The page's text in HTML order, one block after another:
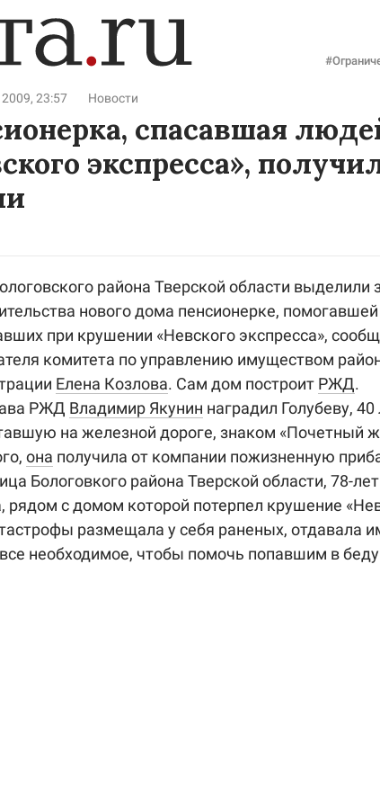
23:57 Новости
спасавшая
экспресса»,
района Тверской области выделили
нового дома пенсионерке, помогавшей
при крушении «Невского экспресса»,
комитета по управлению имуществом
Елена Козлова. Сам дом построит РЖД.
РЖД Владимир Якунин наградил Голубеву, 40
на железной дороге, знаком «Почетный
она получила от компании пожизненную
Бологовкого района Тверской области, 78-
рядом с домом которой потерпел крушение
размещала у себя раненых, отдавала
необходимое, чтобы помочь попавшим в